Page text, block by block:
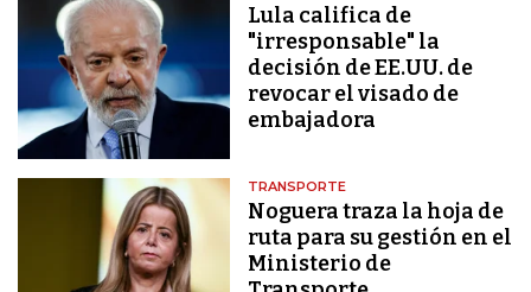
Lula califica de
"irresponsable" la
decisión de EE.UU. de
revocar el visado de
embajadora
TRANSPORTE
Noguera traza la hoja de
ruta para su gestión en el
Ministerio de